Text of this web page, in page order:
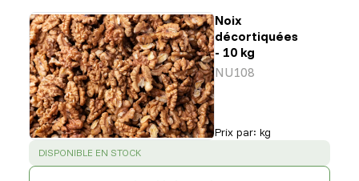
Noix
décortiquées
- 10 kg
NU108
Prix par: kg
SUCCESS:
DISPONIBLE EN STOCK